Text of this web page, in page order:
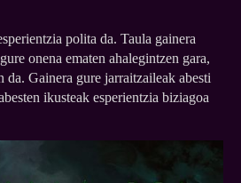
polita da. Taula gainera
onena ematen ahalegintzen gara,
da. Gainera gure jarraitzaileak abesti
ikusteak esperientzia biziagoa